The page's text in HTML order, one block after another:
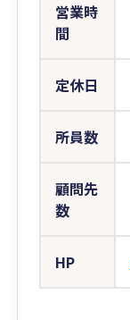
営業時
間
定休日
所員数
顧問先
数
HP